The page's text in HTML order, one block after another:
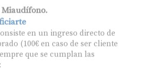
Miaudífono.
en un ingreso directo de
(100€ en caso de ser cliente
que se cumplan las